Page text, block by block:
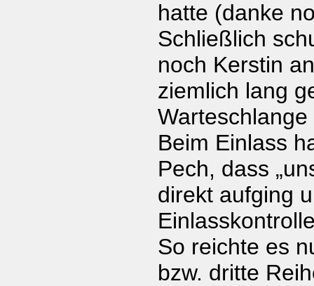
hatte (danke
Schließlich
noch Kerstin
ziemlich lang
Beim Einlass
Pech, dass
direkt aufging
So reichte es
bzw. dritte